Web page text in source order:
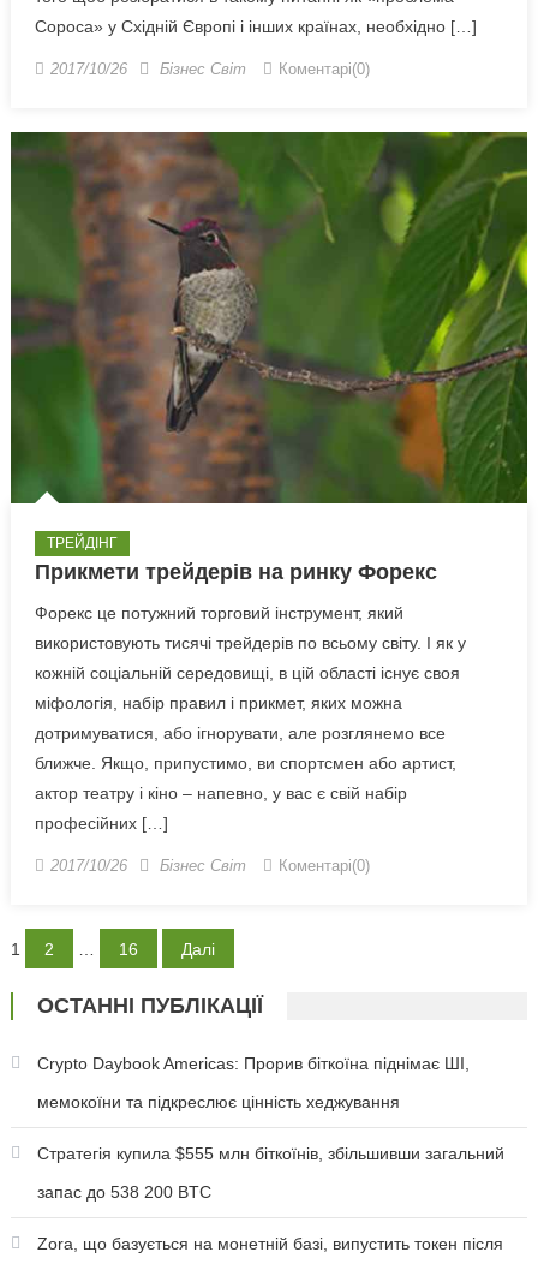
Сороса» у Східній Європі і інших країнах, необхідно […]
2017/10/26 Бізнес Світ Коментарі(0)
ТРЕЙДІНГ
Прикмети трейдерів на ринку Форекс
Форекс це потужний торговий інструмент, який
використовують тисячі трейдерів по всьому світу. І як у
кожній соціальній середовищі, в цій області існує своя
міфологія, набір правил і прикмет, яких можна
дотримуватися, або ігнорувати, але розглянемо все
ближче. Якщо, припустимо, ви спортсмен або артист,
актор театру і кіно – напевно, у вас є свій набір
професійних […]
2017/10/26 Бізнес Світ Коментарі(0)
Posts
pagination
1 2 16 Далі
ОСТАННІ ПУБЛІКАЦІЇ
Crypto Daybook Americas: Прорив біткоїна піднімає ШІ,
мемокоїни та підкреслює цінність хеджування
Стратегія купила $555 млн біткоїнів, збільшивши загальний
запас до 538 200 BTC
Zora, що базується на монетній базі, випустить токен після